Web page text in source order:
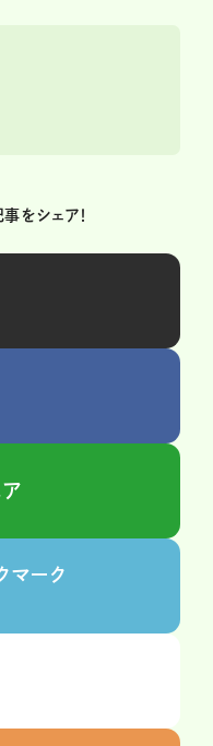
をシェア！
マーク